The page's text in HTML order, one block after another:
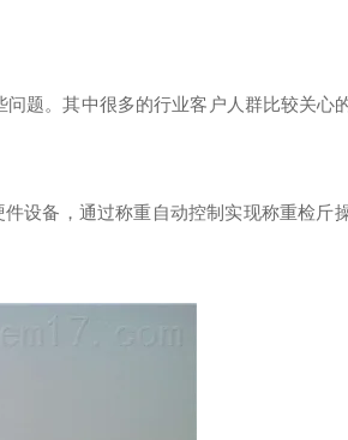
题。其中很多的行业客户人群比较关心
设备，通过称重自动控制实现称重检斤